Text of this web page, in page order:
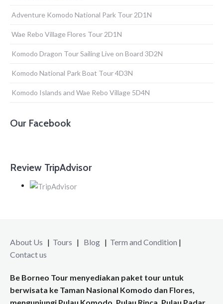
Adventure Komodo National Park Tour 2D1N
Wae Rebo Village Flores Tour 2D1N
Komodo Dragon Tour Sailing Live on Board 3D2N
Komodo National Park Boat Tour 4D3N
Komodo Islands and Wae Rebo Village 5D4N
Our Facebook
Review TripAdvisor
About Us | Tours | Blog | Term and Condition |
Contact us
Be Borneo Tour menyediakan paket tour untuk
berwisata ke Taman Nasional Komodo dan Flores,